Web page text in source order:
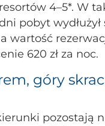
4–5*. W
pobyt wydłużył
wartość
620 zł za noc.
góry
pozostają